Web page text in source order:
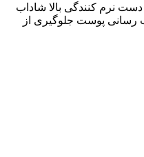
نرم کنندگی بالا شاداب
پوست جلوگیری از